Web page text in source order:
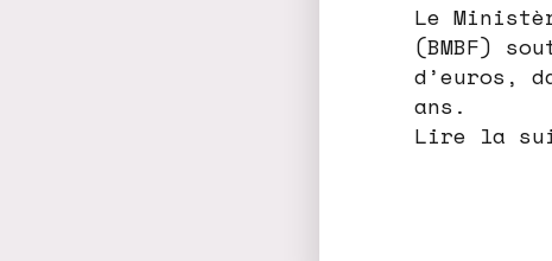
Le
(BMBF)
d’euros,
ans.
Lire la